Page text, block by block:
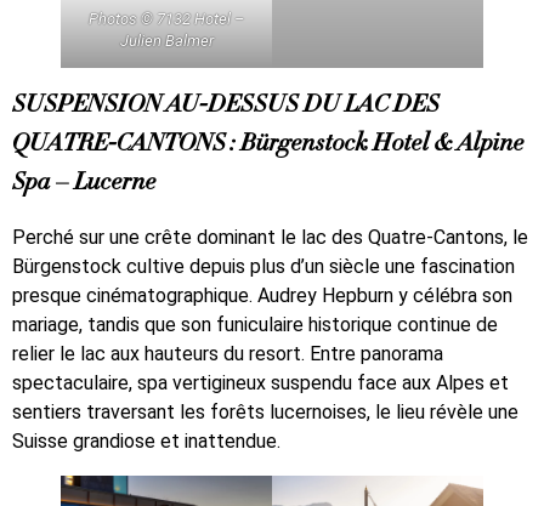
Photos © 7132 Hotel –
Julien Balmer
SUSPENSION AU-DESSUS DU LAC DES
QUATRE-CANTONS : Bürgenstock Hotel & Alpine
Spa – Lucerne
Perché sur une crête dominant le lac des Quatre-Cantons, le
Bürgenstock cultive depuis plus d’un siècle une fascination
presque cinématographique. Audrey Hepburn y célébra son
mariage, tandis que son funiculaire historique continue de
relier le lac aux hauteurs du resort. Entre panorama
spectaculaire, spa vertigineux suspendu face aux Alpes et
sentiers traversant les forêts lucernoises, le lieu révèle une
Suisse grandiose et inattendue.